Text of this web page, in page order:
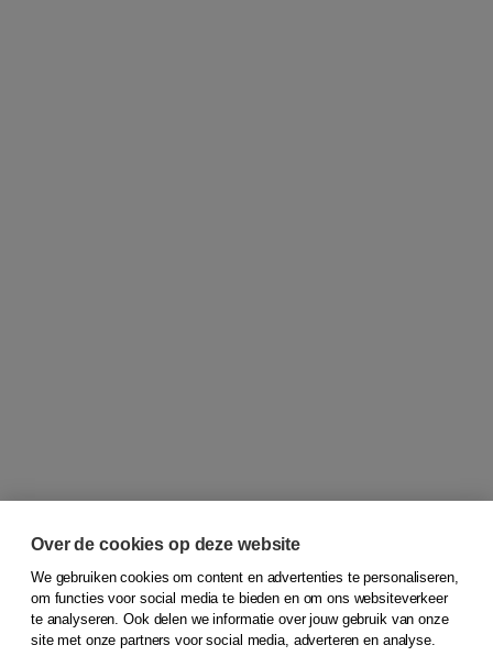
© 2026Koninklijke Boom uitgevers
Over de cookies op deze website
We gebruiken cookies om content en advertenties te personaliseren,
om functies voor social media te bieden en om ons websiteverkeer
te analyseren. Ook delen we informatie over jouw gebruik van onze
site met onze partners voor social media, adverteren en analyse.